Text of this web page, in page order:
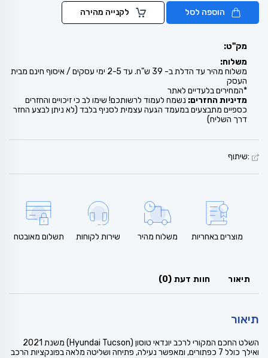
הוספה לסל לקנייה מהירה
מק"ט:
משלוח:
משלוח מהיר עד הדלת ב- 39 ש"ח. עד 2-5 ימי עסקים / איסוף חינם מבית
העסק
*המחירים בלעדיים לאתר
מדיניות החזרים: נשמח לעמוד לרשותכם! שימו לב כי זיכויים והחזרים
כספיים מתבצעים במעמד הגעה עצמית לסניף בלבד (לא ניתן לבצע החזר
דרך השליח)
:שיתוף
מוצרים באחריות משלוח מהיר שירות לקוחות תשלום מאובטח
תיאור חוות דעת (0)
תיאור
השלט החכם המקורי לרכב יונדאי טוסון (Hyundai Tucson) משנת 2021
ואילך כולל 7 כפתורים, ומאפשר נעילה, פתיחה ושליטה מלאה בפונקציות הרכב